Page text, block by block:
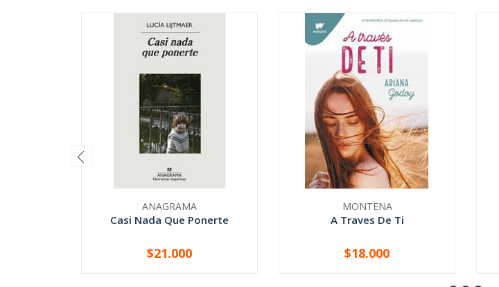
ANAGRAMA
Casi Nada Que Ponerte
+
$21.000
MONTENA
A Traves De Ti
+
$18.000